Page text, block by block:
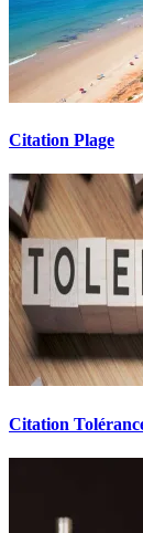
Citation Plage
Citation